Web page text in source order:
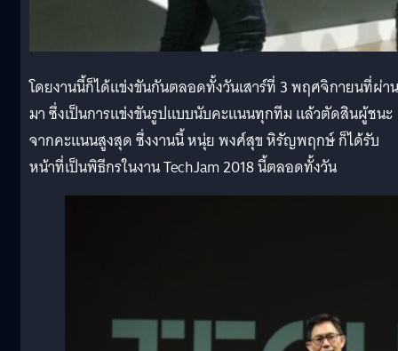
โดยงานนี้ก็ได้แข่งขันกันตลอดทั้งวันเสาร์ที่ 3 พฤศจิกายนที่ผ่าน
มา ซึ่งเป็นการแข่งขันรูปแบบนับคะแนนทุกทีม แล้วตัดสินผู้ชนะ
จากคะแนนสูงสุด ซึ่งงานนี้ หนุ่ย พงศ์สุข หิรัญพฤกษ์ ก็ได้รับ
หน้าที่เป็นพิธีกรในงาน TechJam 2018 นี้ตลอดทั้งวัน